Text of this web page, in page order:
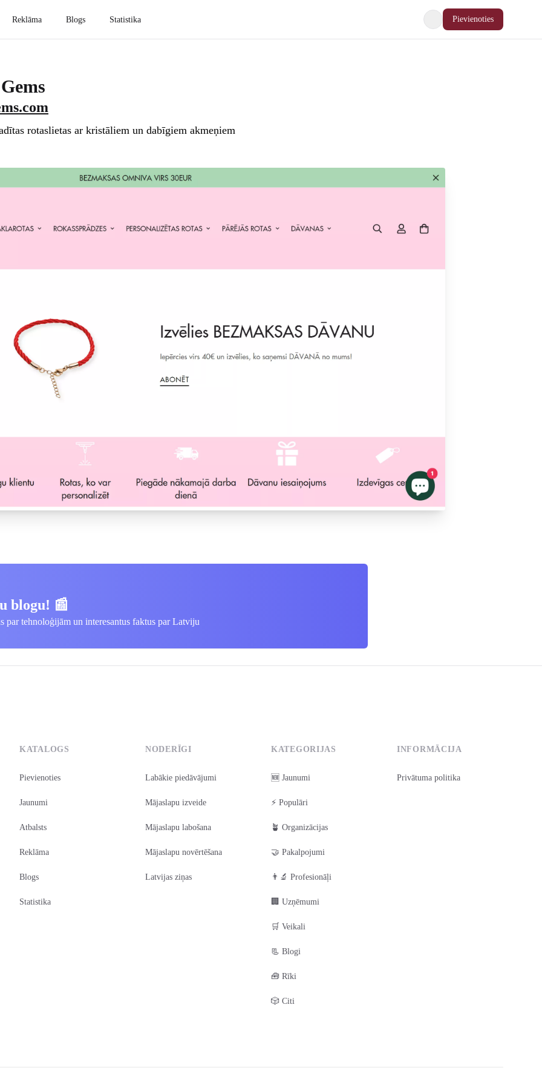
Reklāma Blogs Statistika Pievienoties
rotaslietas ar kristāliem un dabīgiem akmeņiem
blogu! 📰
par tehnoloģijām un interesantus faktus par Latviju
KATALOGS
Pievienoties
Jaunumi
Atbalsts
Reklāma
Blogs
Statistika
NODERĪGI
Labākie piedāvājumi
Mājaslapu izveide
Mājaslapu labošana
Mājaslapu novērtēšana
Latvijas ziņas
KATEGORIJAS
🆕 Jaunumi
⚡ Populāri
🪴 Organizācijas
🤝 Pakalpojumi
👨‍🔬 Profesionāļi
🏢 Uzņēmumi
🛒 Veikali
📃 Blogi
🧰 Rīki
🎲 Citi
INFORMĀCIJA
Privātuma politika